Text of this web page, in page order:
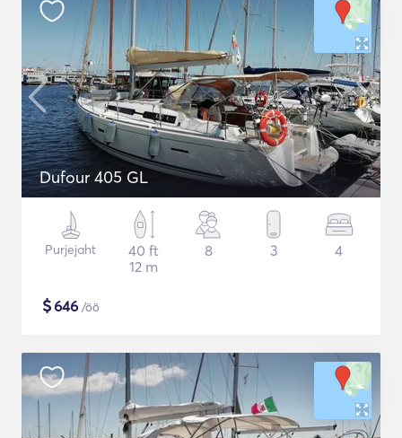
Dufour 405 GL
Purjejaht
40 ft
12 m
8 3 4
$646 /öö